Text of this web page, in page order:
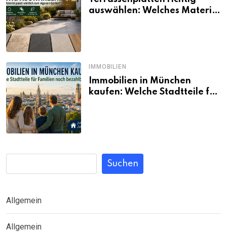
auswählen: Welches Material
IMMOBILIEN
Immobilien in München
kaufen: Welche Stadtteile für
Suchen
Allgemein
Allgemein